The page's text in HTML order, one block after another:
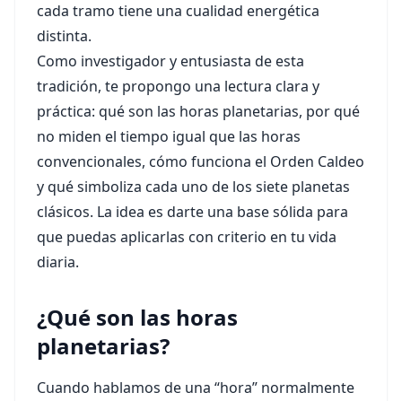
cada tramo tiene una cualidad energética
distinta.
Como investigador y entusiasta de esta
tradición, te propongo una lectura clara y
práctica: qué son las horas planetarias, por qué
no miden el tiempo igual que las horas
convencionales, cómo funciona el Orden Caldeo
y qué simboliza cada uno de los siete planetas
clásicos. La idea es darte una base sólida para
que puedas aplicarlas con criterio en tu vida
diaria.
¿Qué son las horas
planetarias?
Cuando hablamos de una “hora” normalmente